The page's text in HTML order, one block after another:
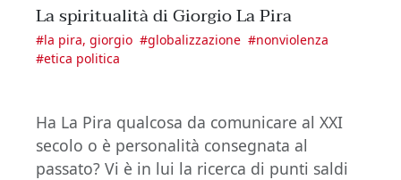
La spiritualità di Giorgio La Pira
#la pira, giorgio #globalizzazione #nonviolenza
#etica politica
Ha La Pira qualcosa da comunicare al XXI
secolo o è personalità consegnata al
passato? Vi è in lui la ricerca di punti saldi